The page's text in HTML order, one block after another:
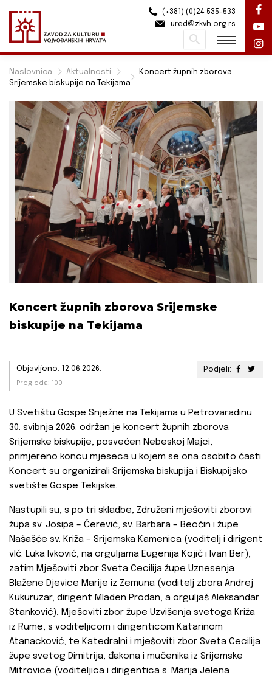
Naslovnica Aktualnosti
Koncert župnih zborova
Srijemske biskupije na Tekijama
Koncert župnih zborova Srijemske
biskupije na Tekijama
Podjeli:
Objavljeno: 12.06.2026.
Pregleda: 100
U Svetištu Gospe Snježne na Tekijama u Petrovaradinu
30. svibnja 2026. održan je koncert župnih zborova
Srijemske biskupije, posvećen Nebeskoj Majci,
primjereno koncu mjeseca u kojem se ona osobito časti.
Koncert su organizirali Srijemska biskupija i Biskupijsko
svetište Gospe Tekijske.
Nastupili su, s po tri skladbe, Združeni mješoviti zborovi
župa sv. Josipa – Čerević, sv. Barbara – Beočin i župe
Našašće sv. Križa – Srijemska Kamenica (voditelj i dirigent
vlč. Luka Ivković, na orguljama Eugenija Kojič i Ivan Ber),
zatim Mješoviti zbor Sveta Cecilija župe Uznesenja
Blažene Djevice Marije iz Zemuna (voditelj zbora Andrej
Kukuruzar, dirigent Mladen Prodan, a orguljaš Aleksandar
Stanković), Mješoviti zbor župe Uzvišenja svetoga Križa
iz Rume, s voditeljicom i dirigenticom Katarinom
Atanacković, te Katedralni i mješoviti zbor Sveta Cecilija
župe svetog Dimitrija, đakona i mučenika iz Srijemske
Mitrovice (voditeljica i dirigentica s. Marija Jelena
(+381) (0)24 535-533
ured@zkvh.org.rs
Pretraži